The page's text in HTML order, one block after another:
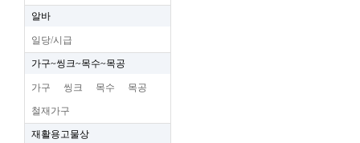
알바
일당/시급
가구~씽크~목수~목공
가구 씽크 목수 목공
철재가구
재활용고물상